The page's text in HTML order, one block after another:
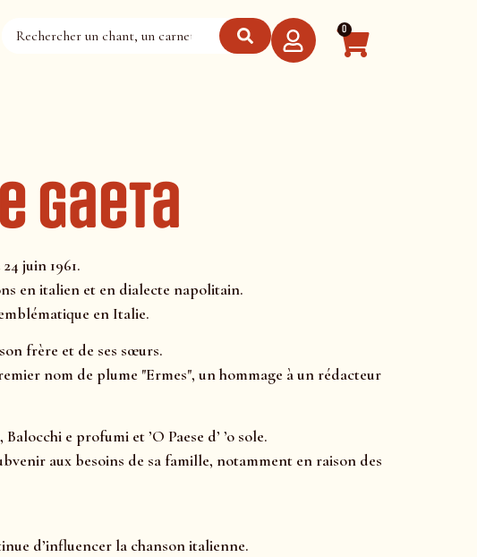
0
Gaeta
juin 1961.
en italien et en dialecte napolitain.
en Italie.
frère et de ses sœurs.
nom de plume "Ermes", un hommage à un rédacteur
e profumi et ’O Paese d’ ’o sole.
aux besoins de sa famille, notamment en raison des
d’influencer la chanson italienne.